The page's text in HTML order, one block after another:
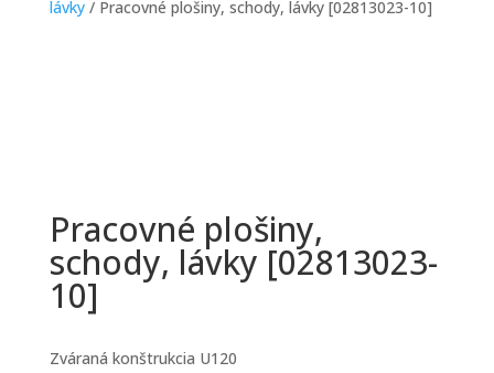
lávky/ Pracovné plošiny, schody, lávky [02813023-10]
Pracovné plošiny,
schody, lávky [02813023-
10]
Zváraná konštrukcia U120